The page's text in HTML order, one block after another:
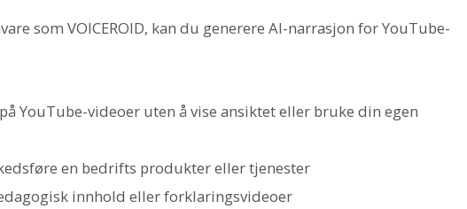
som VOICEROID, kan du generere AI-narrasjon for YouTube-
YouTube-videoer uten å vise ansiktet eller bruke din egen
en bedrifts produkter eller tjenester
innhold eller forklaringsvideoer